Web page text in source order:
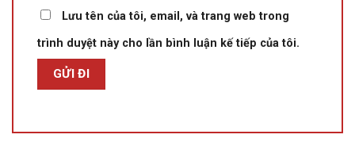
Lưu tên của tôi, email, và trang web trong
trình duyệt này cho lần bình luận kế tiếp của tôi.